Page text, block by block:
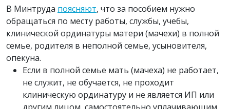
В Минтруда поясняют, что за пособием нужно
обращаться по месту работы, службы, учебы,
клинической ординатуры матери (мачехи) в полной
семье, родителя в неполной семье, усыновителя,
опекуна.
Если в полной семье мать (мачеха) не работает,
не служит, не обучается, не проходит
клиническую ординатуру и не является ИП или